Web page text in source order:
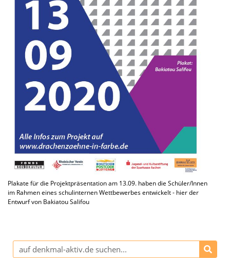
Plakate für die Projekt­prä­sen­ta­tion am 13.09. haben die Schüler/Innen
im Rahmen eines schul­in­ter­nen Wettbe­wer­bes entwi­ckelt - hier der
Entwurf von Bakia­tou Salifou